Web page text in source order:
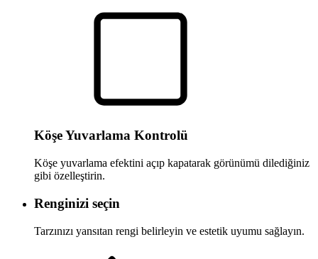
Köşe Yuvarlama Kontrolü
Köşe yuvarlama efektini açıp kapatarak görünümü dilediğiniz
gibi özelleştirin.
Renginizi seçin
Tarzınızı yansıtan rengi belirleyin ve estetik uyumu sağlayın.